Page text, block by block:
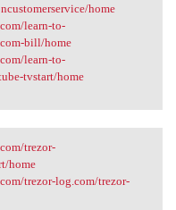
home
learn-to-
bill/home
learn-to-
tvstart/home
trezor-
home
trezor-log.com/trezor-